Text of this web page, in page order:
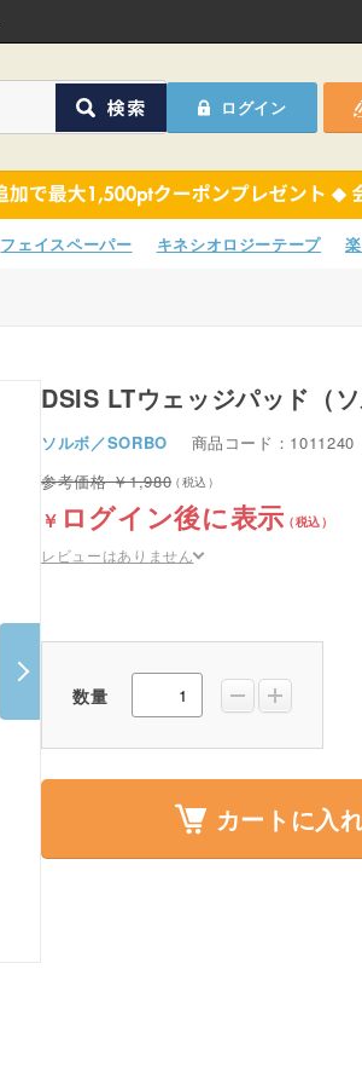
ログイン
オリジナル商品
サポーター
衛生用品
院内消耗品
アウトレット
フェイスペーパー キネシオロジーテープ
DSIS LTウェッジパッド（ソ
ソルボ／SORBO
商品コード：1011240
1,980
ログイン後に表示
レビューはありません
数量
カートに入
ほねつぎHot
鍼灸用品
サポーター
ポスター・チラシ類
A-COMS
アウトレット